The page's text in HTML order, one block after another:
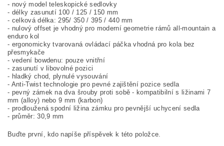
- nový model teleskopické sedlovky
- délky zasunutí 100 / 125 / 150 mm
- celková délka: 295/ 350 / 395 / 440 mm
- nulový offset je vhodný pro moderní geometrie rámů all-mountain a
enduro kol
- ergonomicky tvarovaná ovládací páčka vhodná pro kola bez
přesmykače
- vedení bowdenu: pouze vnitřní
- zasunutí v libovolné pozici
- hladký chod, plynulé vysouvání
- Anti-Twist technologie pro pevné zajištění pozice sedla
- pevný zámek na dva šrouby proti sobě - kompatibilní s ližinami 7
mm (alloy) nebo 9 mm (karbon)
- prodloužená spodní ližina zámku pro pevnější uchycení sedla
- průměr: 30,9 mm
Buďte první, kdo napíše příspěvek k této položce.